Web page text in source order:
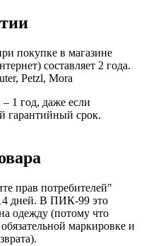
покупке в магазине
составляет 2 года.
Petzl, Mora
1 год, даже если
гарантийный срок.
прав потребителей"
дней. В ПИК-99 это
одежду (потому что
маркировке и